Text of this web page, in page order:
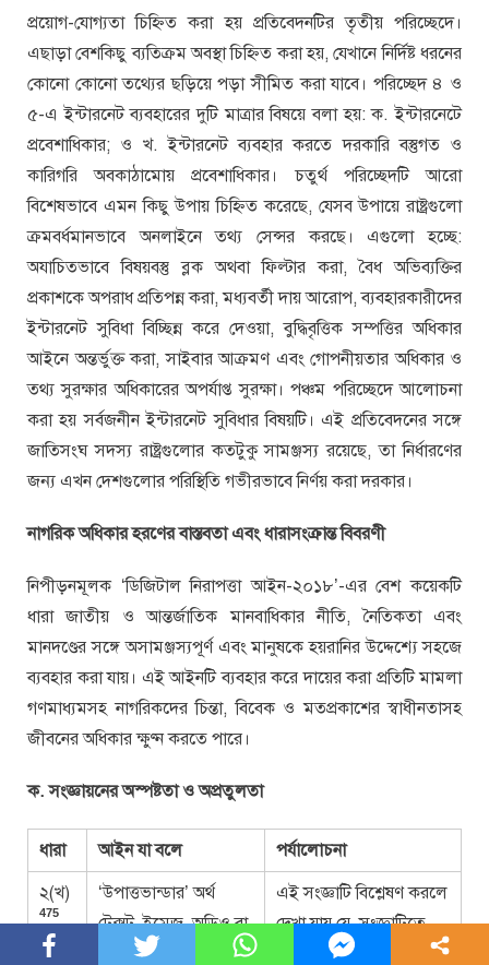
প্রয়োগ-যোগ্যতা চিহ্নিত করা হয় প্রতিবেদনটির তৃতীয় পরিচ্ছেদে।
এছাড়া বেশকিছু ব্যতিক্রম অবস্থা চিহ্নিত করা হয়, যেখানে নির্দিষ্ট ধরনের
কোনো কোনো তথ্যের ছড়িয়ে পড়া সীমিত করা যাবে। পরিচ্ছেদ ৪ ও
৫-এ ইন্টারনেট ব্যবহারের দুটি মাত্রার বিষয়ে বলা হয়: ক. ইন্টারনেটে
প্রবেশাধিকার; ও খ. ইন্টারনেট ব্যবহার করতে দরকারি বস্তুগত ও
কারিগরি অবকাঠামোয় প্রবেশাধিকার। চতুর্থ পরিচ্ছেদটি আরো
বিশেষভাবে এমন কিছু উপায় চিহ্নিত করেছে, যেসব উপায়ে রাষ্ট্রগুলো
ক্রমবর্ধমানভাবে অনলাইনে তথ্য সেন্সর করছে। এগুলো হচ্ছে:
অযাচিতভাবে বিষয়বস্তু ব্লক অথবা ফিল্টার করা, বৈধ অভিব্যক্তির
প্রকাশকে অপরাধ প্রতিপন্ন করা, মধ্যবর্তী দায় আরোপ, ব্যবহারকারীদের
ইন্টারনেট সুবিধা বিচ্ছিন্ন করে দেওয়া, বুদ্ধিবৃত্তিক সম্পত্তির অধিকার
আইনে অন্তর্ভুক্ত করা, সাইবার আক্রমণ এবং গোপনীয়তার অধিকার ও
তথ্য সুরক্ষার অধিকারের অপর্যাপ্ত সুরক্ষা। পঞ্চম পরিচ্ছেদে আলোচনা
করা হয় সর্বজনীন ইন্টারনেট সুবিধার বিষয়টি। এই প্রতিবেদনের সঙ্গে
জাতিসংঘ সদস্য রাষ্ট্রগুলোর কতটুকু সামঞ্জস্য রয়েছে, তা নির্ধারণের
জন্য এখন দেশগুলোর পরিস্থিতি গভীরভাবে নির্ণয় করা দরকার।
নাগরিক অধিকার হরণের বাস্তবতা এবং ধারাসংক্রান্ত বিবরণী
নিপীড়নমূলক ‘ডিজিটাল নিরাপত্তা আইন-২০১৮’-এর বেশ কয়েকটি
ধারা জাতীয় ও আন্তর্জাতিক মানবাধিকার নীতি, নৈতিকতা এবং
মানদণ্ডের সঙ্গে অসামঞ্জস্যপূর্ণ এবং মানুষকে হয়রানির উদ্দেশ্যে সহজে
ব্যবহার করা যায়। এই আইনটি ব্যবহার করে দায়ের করা প্রতিটি মামলা
গণমাধ্যমসহ নাগরিকদের চিন্তা, বিবেক ও মতপ্রকাশের স্বাধীনতাসহ
জীবনের অধিকার ক্ষুণ্ন করতে পারে।
ক.সংজ্ঞায়নেরঅস্পষ্টতা ও অপ্রতুলতা
ধারা আইন যা বলে
পর্যালোচনা
২(খ)
‘উপাত্তভান্ডার’ অর্থ
টেক্সট, ইমেজ, অডিও বা
ভিডিও আকারে
এই সংজ্ঞাটি বিশ্লেষণ করলে
দেখা যায় যে, সংজ্ঞাটিতে
উপাত্তভান্ডার সংজ্ঞায়নের
475